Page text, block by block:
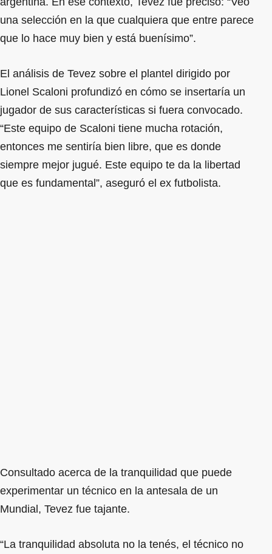
una selección en la que cualquiera que entre parece
que lo hace muy bien y está buenísimo”.
El análisis de Tevez sobre el plantel dirigido por
Lionel Scaloni profundizó en cómo se insertaría un
jugador de sus características si fuera convocado.
“Este equipo de Scaloni tiene mucha rotación,
entonces me sentiría bien libre, que es donde
siempre mejor jugué. Este equipo te da la libertad
que es fundamental”, aseguró el ex futbolista.
Consultado acerca de la tranquilidad que puede
experimentar un técnico en la antesala de un
Mundial, Tevez fue tajante.
“La tranquilidad absoluta no la tenés, el técnico no